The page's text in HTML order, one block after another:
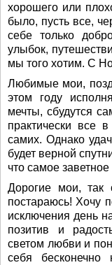
хорошего или
было, пусть все,
себе только
улыбок,
мы того хотим. С
Любимые мои,
этом году
мечты, сбудутся
практически все
самих. Однако
будет верной
что самое
Дорогие мои,
постараюсь! Хочу
исключения день
позитив и
светом любви и
себя